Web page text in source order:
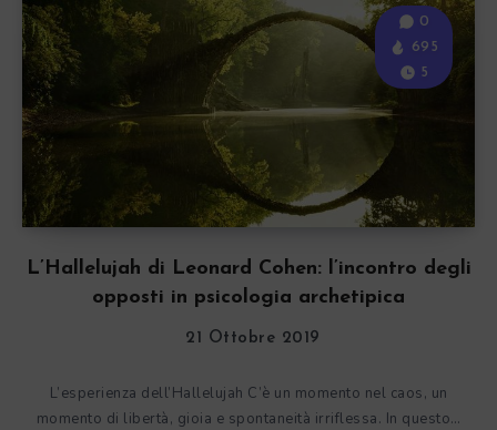
L’Hallelujah di Leonard Cohen: l’incontro degli
opposti in psicologia archetipica
0
695
5
21 Ottobre 2019
L’esperienza dell’Hallelujah C’è un momento nel caos, un
momento di libertà, gioia e spontaneità irriflessa. In questo…